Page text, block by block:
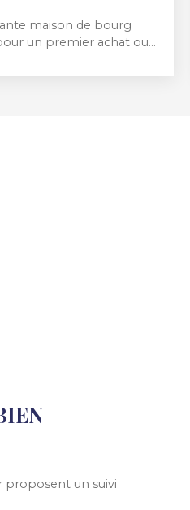
maison de bourg
un premier achat ou
une cuisine équipée,
proposent un suivi